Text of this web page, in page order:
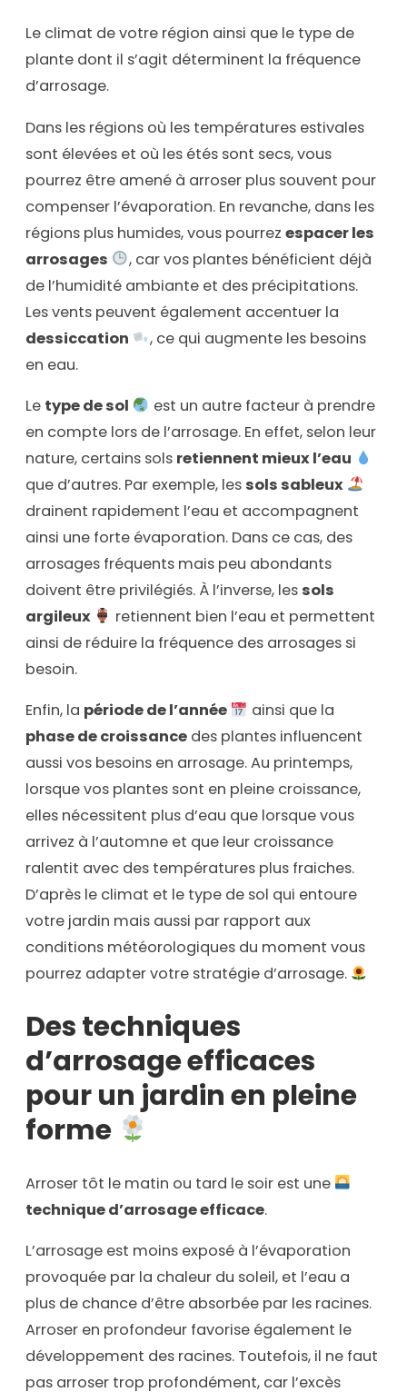
Le climat de votre région ainsi que le type de
plante dont il s’agit déterminent la fréquence
d’arrosage.
Dans les régions où les températures estivales
sont élevées et où les étés sont secs, vous
pourrez être amené à arroser plus souvent pour
compenser l’évaporation. En revanche, dans les
régions plus humides, vous pourrez espacer les
arrosages
, car vos plantes bénéficient déjà
de l’humidité ambiante et des précipitations.
Les vents peuvent également accentuer la
dessiccation
, ce qui augmente les besoins
en eau.
Le type de sol
est un autre facteur à prendre
en compte lors de l’arrosage. En effet, selon leur
nature, certains sols retiennent mieux l’eau
que d’autres. Par exemple, les sols sableux
drainent rapidement l’eau et accompagnent
ainsi une forte évaporation. Dans ce cas, des
arrosages fréquents mais peu abondants
doivent être privilégiés. À l’inverse, les sols
argileux
retiennent bien l’eau et permettent
ainsi de réduire la fréquence des arrosages si
besoin.
Enfin, la période de l’année
ainsi que la
phase de croissance des plantes influencent
aussi vos besoins en arrosage. Au printemps,
lorsque vos plantes sont en pleine croissance,
elles nécessitent plus d’eau que lorsque vous
arrivez à l’automne et que leur croissance
ralentit avec des températures plus fraiches.
D’après le climat et le type de sol qui entoure
votre jardin mais aussi par rapport aux
conditions météorologiques du moment vous
pourrez adapter votre stratégie d’arrosage.
Des techniques
d’arrosage efficaces
pour un jardin en pleine
forme
Arroser tôt le matin ou tard le soir est une
technique d’arrosage efficace.
L’arrosage est moins exposé à l’évaporation
provoquée par la chaleur du soleil, et l’eau a
plus de chance d’être absorbée par les racines.
Arroser en profondeur favorise également le
développement des racines. Toutefois, il ne faut
pas arroser trop profondément, car l’excès